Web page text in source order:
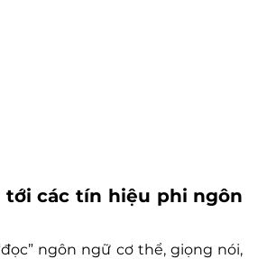
tới các tín hiệu phi ngôn
ngôn ngữ cơ thể, giọng nói,